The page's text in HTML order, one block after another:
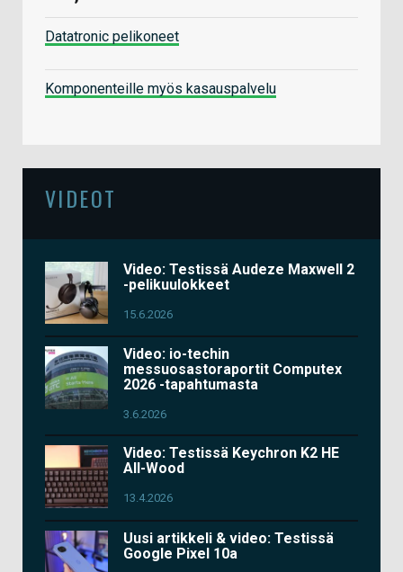
Datatronic pelikoneet
Komponenteille myös kasauspalvelu
VIDEOT
Video: Testissä Audeze Maxwell 2
-pelikuulokkeet
15.6.2026
Video: io-techin
messuosastoraportit Computex
2026 -tapahtumasta
3.6.2026
Video: Testissä Keychron K2 HE
All-Wood
13.4.2026
Uusi artikkeli & video: Testissä
Google Pixel 10a